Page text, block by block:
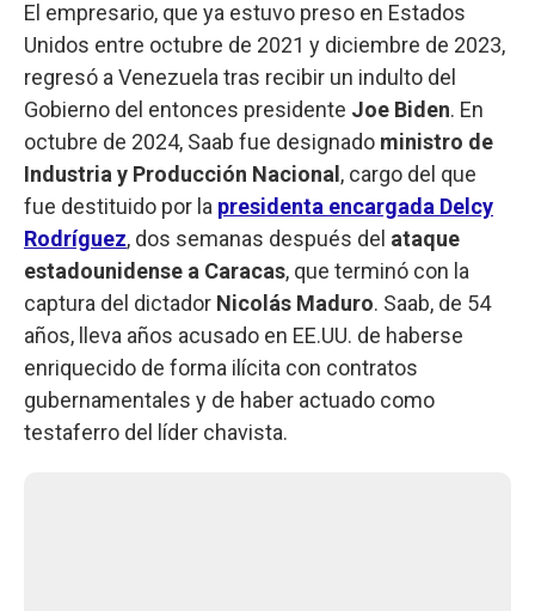
El empresario, que ya estuvo preso en Estados
Unidos entre octubre de 2021 y diciembre de 2023,
regresó a Venezuela tras recibir un indulto del
Gobierno del entonces presidente Joe Biden. En
octubre de 2024, Saab fue designado ministro de
Industria y Producción Nacional , cargo del que
fue destituido por la presidenta encargada Delcy
Rodríguez, dos semanas después del ataque
estadounidense a Caracas, que terminó con la
captura del dictador Nicolás Maduro. Saab, de 54
años, lleva años acusado en EE.UU. de haberse
enriquecido de forma ilícita con contratos
gubernamentales y de haber actuado como
testaferro del líder chavista.